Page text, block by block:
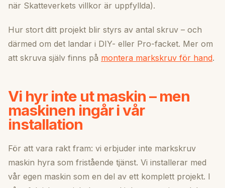
när Skatteverkets villkor är uppfyllda).
Hur stort ditt projekt blir styrs av antal skruv – och
därmed om det landar i DIY- eller Pro-facket. Mer om
att skruva själv finns på montera markskruv för hand.
Vi hyr inte ut maskin – men
maskinen ingår i vår
installation
För att vara rakt fram: vi erbjuder inte markskruv
maskin hyra som fristående tjänst. Vi installerar med
vår egen maskin som en del av ett komplett projekt. I